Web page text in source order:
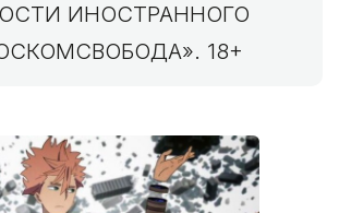
ИНОСТРАННОГО
18+